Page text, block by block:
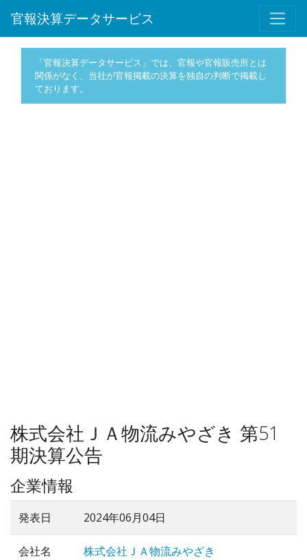
官報決算データサービス
「官報決算データサービス」では、官報や官報販売所とは
関係がなく、当社が官報掲載の決算を独自の判断で掲載し
ております。
株式会社ＪＡ物流みやざき 第51
期決算公告
企業情報
発表日 2024年06月04日
会社名 株式会社ＪＡ物流みやざき